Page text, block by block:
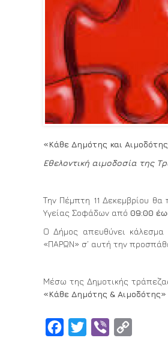
«Κάθε Δημότης και
Εθελοντική αιμοδοσία της
Την Πέμπτη 11 Δεκεμβρίου θα
Υγείας Σοφάδων από 09:00
Ο Δήμος απευθύνει κάλεσμα
«ΠΑΡΩΝ» σ’ αυτή την
Μέσω της Δημοτικής
«Κάθε Δημότης & Αιμοδότης»
Facebook
Twitter Viber